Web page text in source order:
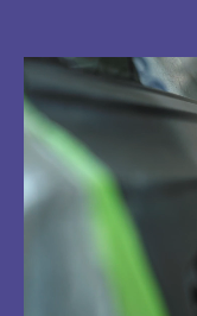
schuurmachines
strak resultaat.